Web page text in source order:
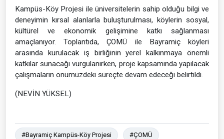
Kampüs-Köy Projesi ile üniversitelerin sahip olduğu bilgi ve
deneyimin kırsal alanlarla buluşturulması, köylerin sosyal,
kültürel ve ekonomik gelişimine katkı sağlanması
amaçlanıyor. Toplantıda, ÇOMÜ ile Bayramiç köyleri
arasında kurulacak iş birliğinin yerel kalkınmaya önemli
katkılar sunacağı vurgulanırken, proje kapsamında yapılacak
çalışmaların önümüzdeki süreçte devam edeceği belirtildi.
(NEVİN YÜKSEL)
#Bayramiç Kampüs-Köy Projesi #ÇOMÜ